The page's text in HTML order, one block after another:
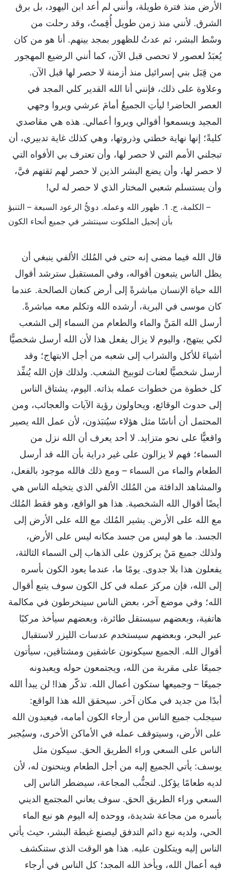
الأرض منذ فترة طويلة، وأنني لم أعد ابن اليهود، بل برق
الشرق. لأنني منذ زمن طويل أُقِمتُ، وقد رحلت من
وسْط البشر، ثم عدتُ للظهور بمجد بينهم. أنا هو من كان
يُعبَدُ لعصور لا تحصى قبل الآن، كما أنني الرضيع المهجور
من قِبَل بني إسرائيل منذ أزمنة لا حصر لها قبل الآن.
وعلاوة على ذلك، فإنني أنا الله القدير كلي المجد في
العصر الحاضر! ليأتِ الجميعُ أمامَ عرشي ويروا وجهي
المجيد ويسمعوا أقوالي ويروا أعمالي. هذه هي مقاصدي
كليةً؛ إنها نهاية خطتي وذروتها، وهي كذلك غاية تدبيري، أن
تبجلني الأمم التي لا حصر لها، وأن تعترف بي الأفواه التي
لا حصر لها، وأن يضع البشر الذين لا حصر لهم ثقتهم فيَّ،
وأن يستسلم شعبي المختار الذي لا حصر له لي!
– الكلمة، ج. 1. ظهور الله وعمله. دويُّ الرعود السبعة – التنبؤ
بأن إنجيل الملكوت سينتشر في جميع أنحاء الكون
قال الله فيما مضى إنه حتى في المُلك الألفي ينبغي أن
يظل الناس يتبعون أقواله، وفي المستقبل سترشد أقوال
الله حياة الإنسان مباشرةً إلى أرض كنعان الصالحة. عندما
كان موسى في البرية، أرشده الله وتكلم معه مباشرةً.
أرسل الله المَنَّ والماء والطعام من السماء إلى الشعب
لكي يبتهج، واليوم لا يزال يفعل هذا لأن الله أرسل شخصيًّا
أشياءَ للأكل والشراب إلى شعبه من أجل الابتهاج؛ وقد
أرسل شخصيًّا لعنات لتوبيخ الشعب. ولذلك فإن الله يُنفِّذ
كل خطوة من خطوات عمله بذاته. اليوم، يشتاق الناس
إلى حدوث الوقائع، ويحاولون رؤية الآيات والعجائب، ومن
المحتمل أن أناسًا مثل هؤلاء سيُنبَذون، لأن عمل الله يصير
واقعيًّا على نحو متزايد. لا أحد يعرف أن الله نزل من
السماء؛ فهم لا يزالون على غير دراية بأن الله قد أرسل
الطعام والماء من السماء – ومع ذلك فالله موجود بالفعل،
والمشاهد الدافئة من المُلك الألفي الذي يتخيله الناس هي
أيضًا أقوال الله الشخصية. هذا هو الواقع، وهو فقط المُلك
مع الله على الأرض. يشير المُلك مع الله على الأرض إلى
الجسد. ما هو ليس من جسد مكانه ليس على الأرض،
ولذلك جميع مَنْ يركزون على الذهاب إلى السماء الثالثة،
يفعلون هذا بلا جدوى. يومًا ما، عندما يعود الكون بأسره
إلى الله، فإن مركز عمله في كل الكون سوف يتبع أقوال
الله؛ وفي موضع آخر، بعض الناس سينخرطون في مكالمة
هاتفية، وبعضهم سيستقل طائرة، وبعضهم سيأخذ مركبًا
عبر البحر، وبعضهم سيستخدم عدسات الليزر لاستقبال
أقوال الله. الجميع سيكونون عاشقين ومشتاقين، سيأتون
جميعًا على مقربة من الله، ويجتمعون حوله ويعبدونه
جميعًا – وجميعها ستكون أعمال الله. تذكّر هذا! لن يبدأ الله
أبدًا من جديد في مكان آخر. سيحقق الله هذا الواقع:
سيجلب جميع الناس من أرجاء الكون أمامه، فيعبدون الله
على الأرض، وسيتوقف عمله في الأماكن الأخرى، وسيُجبر
الناس على السعي وراء الطريق الحق. سيكون مثل
يوسف: يأتي الجميع إليه من أجل الطعام وينحنون له، لأن
لديه طعامًا يؤكل. لتجنُّب المجاعة، سيضطر الناس إلى
السعي وراء الطريق الحق. سوف يعاني المجتمع الديني
بأسره من مجاعة شديدة، ووحده إله اليوم هو نبع الماء
الحي، ولديه نبع دائم التدفق ليصنع غبطة البشر، حيث يأتي
الناس إليه ويتكلون عليه. هذا هو الوقت الذي ستنكشف
فيه أعمال الله، ويأخذ الله المجد؛ كل الناس في أرجاء